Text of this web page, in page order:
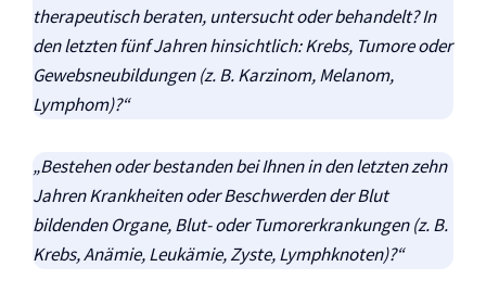
therapeutisch beraten, untersucht oder behandelt? In
den letzten fünf Jahren hinsichtlich: Krebs, Tumore oder
Gewebsneubildungen (z. B. Karzinom, Melanom,
Lymphom)?“
„Bestehen oder bestanden bei Ihnen in den letzten zehn
Jahren Krankheiten oder Beschwerden der Blut
bildenden Organe, Blut- oder Tumor­erkrankungen (z. B.
Krebs, Anämie, Leukämie, Zyste, Lymphknoten)?“